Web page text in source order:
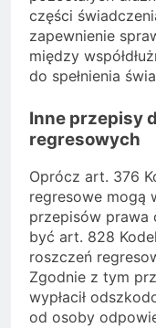
części
zapewnienie
między
do spełnienia
Inne przepisy
regresowych
Oprócz art. 376
regresowe mogą
przepisów prawa
być art. 828
roszczeń
Zgodnie z tym
wypłacił
od osoby